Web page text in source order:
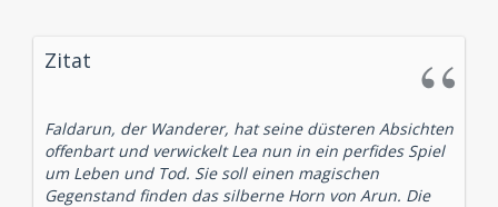
Zitat
Faldarun, der Wanderer, hat seine düsteren Absichten
offenbart und verwickelt Lea nun in ein perfides Spiel
um Leben und Tod. Sie soll einen magischen
Gegenstand finden das silberne Horn von Arun. Die